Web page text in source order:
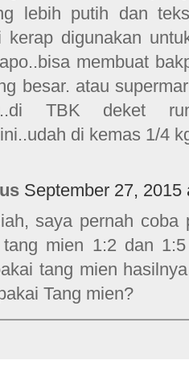
lebih putih dan
kerap digunakan
membuat
besar. atau
TBK deket
di kemas 1/4
September 27, 2015
saya pernah coba
tang mien 1:2 dan
tang mien
Tang mien?